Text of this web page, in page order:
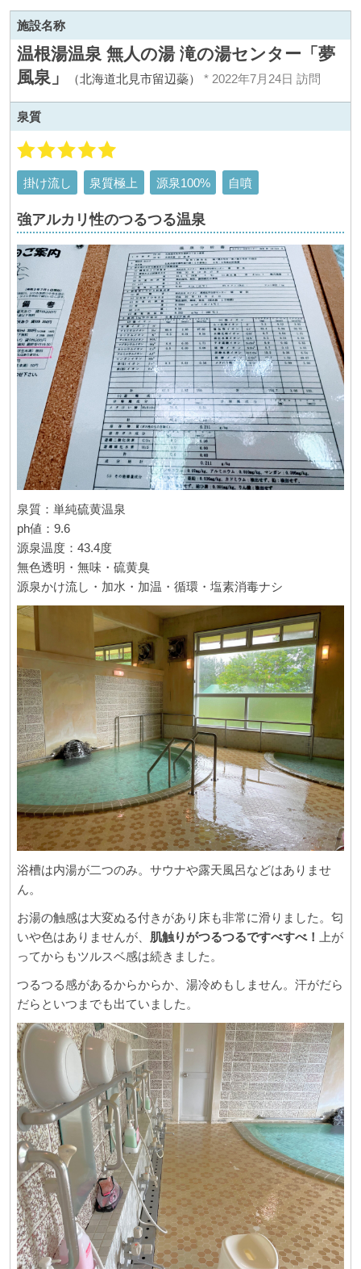
施設名称
温根湯温泉 無人の湯 滝の湯センター「夢
風泉」
（北海道北見市留辺蘂） * 2022年7月24日 訪問
泉質
掛け流し 泉質極上 源泉100% 自噴
強アルカリ性のつるつる温泉
泉質：単純硫黄温泉
ph値：9.6
源泉温度：43.4度
無色透明・無味・硫黄臭
源泉かけ流し・加水・加温・循環・塩素消毒ナシ
浴槽は内湯が二つのみ。サウナや露天風呂などはありませ
ん。
お湯の触感は大変ぬる付きがあり床も非常に滑りました。匂
いや色はありませんが、 肌触りがつるつるですべすべ！
上が
ってからもツルスベ感は続きました。
つるつる感があるからからか、湯冷めもしません。汗がだら
だらといつまでも出ていました。